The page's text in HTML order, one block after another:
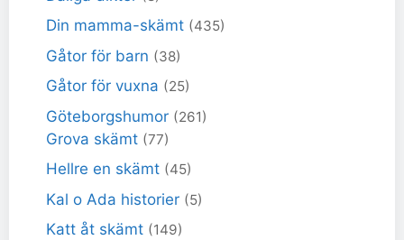
Din mamma-skämt (435)
Gåtor för barn (38)
Gåtor för vuxna (25)
Göteborgshumor (261)
Grova skämt (77)
Hellre en skämt (45)
Kal o Ada historier (5)
Katt åt skämt (149)